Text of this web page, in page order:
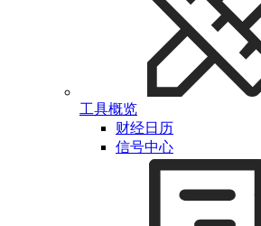
工具概览
财经日历
信号中心